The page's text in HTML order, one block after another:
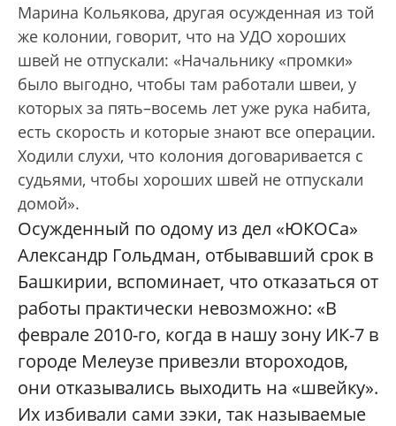
Марина Кольякова, другая осужденная из той
же колонии, говорит, что на УДО хороших
швей не отпускали: «Начальнику «промки»
было выгодно, чтобы там работали швеи, у
которых за пять–восемь лет уже рука набита,
есть скорость и которые знают все операции.
Ходили слухи, что колония договаривается с
судьями, чтобы хороших швей не отпускали
домой».
Осужденный по одому из дел «ЮКОСа»
Александр Гольдман, отбывавший срок в
Башкирии, вспоминает, что отказаться от
работы практически невозможно: «В
феврале 2010-го, когда в нашу зону ИК-7 в
городе Мелеузе привезли второходов,
они отказывались выходить на «швейку».
Их избивали сами зэки, так называемые